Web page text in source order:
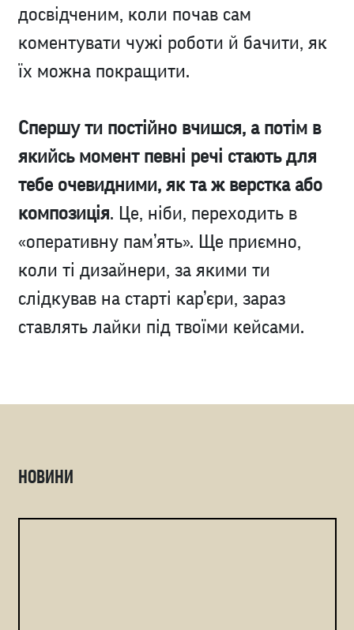
досвідченим, коли почав сам
коментувати чужі роботи й бачити, як
їх можна покращити.
Спершу ти постійно вчишся, а потім в
якийсь момент певні речі стають для
тебе очевидними, як та ж верстка або
композиція. Це, ніби, переходить в
«оперативну пам’ять». Ще приємно,
коли ті дизайнери, за якими ти
слідкував на старті кар’єри, зараз
ставлять лайки під твоїми кейсами.
НОВИНИ